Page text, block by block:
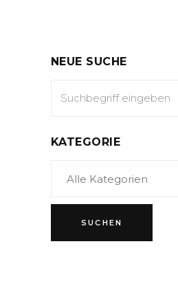
NEUE SUCHE
KATEGORIE